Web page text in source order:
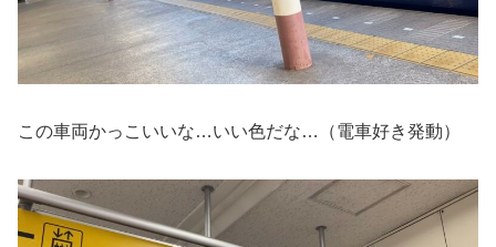
この車両かっこいいな…いい色だな…（電車好き発動）